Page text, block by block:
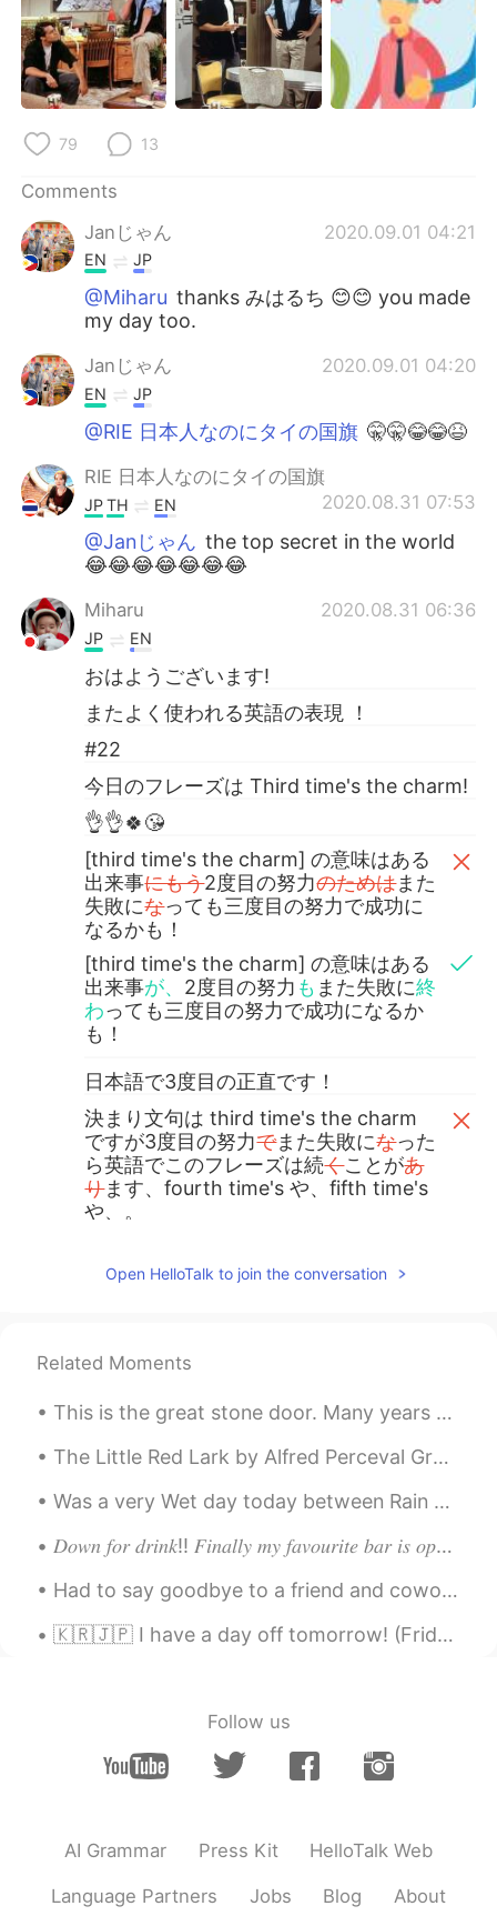
79 13
Comments
Janじゃん
2020.09.01 04:21
EN JP
@Miharu thanks みはるち 😊😊 you made
my day too.
Janじゃん 2020.09.01 04:20
EN JP
@RIE 日本人なのにタイの国旗 🤫🤫😂😂😆
RIE 日本人なのにタイの国旗
2020.08.31 07:53
JPTH EN
@Janじゃん the top secret in the world
😂😂😂😂😂😂😂
Miharu 2020.08.31 06:36
JP EN
おはようございます!
またよく使われる英語の表現 ！
#22
今日のフレーズは Third time's the charm!
👌👌🍀😘
[third time's the charm] の意味はある
出来事にもう2度目の努力のためはまた
失敗になっても三度目の努力で成功に
なるかも！
[third time's the charm] の意味はある
出来事が、 2度目の努力 も また失敗に終
わっても三度目の努力で成功になるか
も！
日本語で3度目の正直です！
決まり文句は third time's the charm
ですが3度目の努力でまた失敗になった
ら英語でこのフレーズは続くことがあ
ります、fourth time's や、fifth time's
や、。
ですが3度目の努力がまた失敗に終わ
いです。
なんとか time's charm を言
ても
よいです。
レッスンは there's always another
chance!
もう3度目の彼女で
でしょうか
ないと言 なかったんだ
っけ？
恋愛関係はこりごり、もう二度としな
Open HelloTalk to join the conversation
Related Moments
This is the great stone door. Many years ago people used stones to create steps going through it...
The Little Red Lark by Alfred Perceval Graves. O SWAN of slenderness, Dove of tenderness, Jewe...
Was a very Wet day today between Rain &sleet and it actually snowed today in the middle spring lo...
𝐷𝑜𝑤𝑛 𝑓𝑜𝑟 𝑑𝑟𝑖𝑛𝑘!! 𝐹𝑖𝑛𝑎𝑙𝑙𝑦 𝑚𝑦 𝑓𝑎𝑣𝑜𝑢𝑟𝑖𝑡𝑒 𝑏𝑎𝑟 𝑖𝑠 𝑜𝑝𝑒𝑛 𝐼𝑡’𝑠 𝑠𝑜 𝑞𝑢𝑖𝑒𝑡 𝑤ℎ𝑖𝑐ℎ 𝐼 𝑙𝑜𝑣𝑒 𝑡ℎ𝑒 𝑚𝑜𝑠𝑡...𝑜𝑟𝑑𝑒𝑟𝑒𝑑𝑠𝑜...
Had to say goodbye to a friend and coworker! The dinner and company was great! Which dish looks d...
🇰🇷🇯🇵 I have a day off tomorrow! (Friday!) I’m so happy! 👏🏻✨ I will study Korean and Japanese Se...
Follow us
AI Grammar Press Kit HelloTalk Web
Language Partners Jobs Blog About